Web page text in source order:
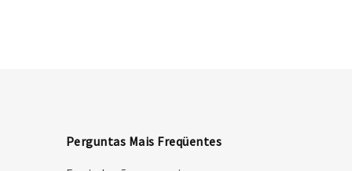
Perguntas Mais Freqüentes